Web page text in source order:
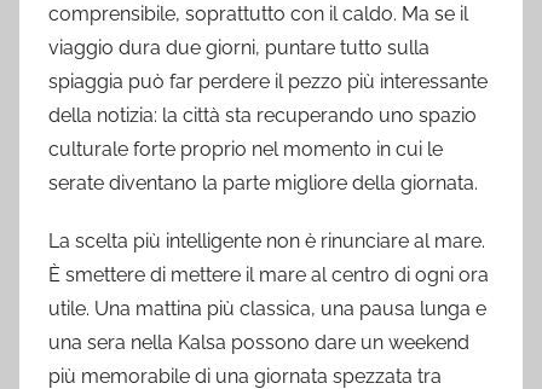
comprensibile, soprattutto con il caldo. Ma se il
viaggio dura due giorni, puntare tutto sulla
spiaggia può far perdere il pezzo più interessante
della notizia: la città sta recuperando uno spazio
culturale forte proprio nel momento in cui le
serate diventano la parte migliore della giornata.
La scelta più intelligente non è rinunciare al mare.
È smettere di mettere il mare al centro di ogni ora
utile. Una mattina più classica, una pausa lunga e
una sera nella Kalsa possono dare un weekend
più memorabile di una giornata spezzata tra